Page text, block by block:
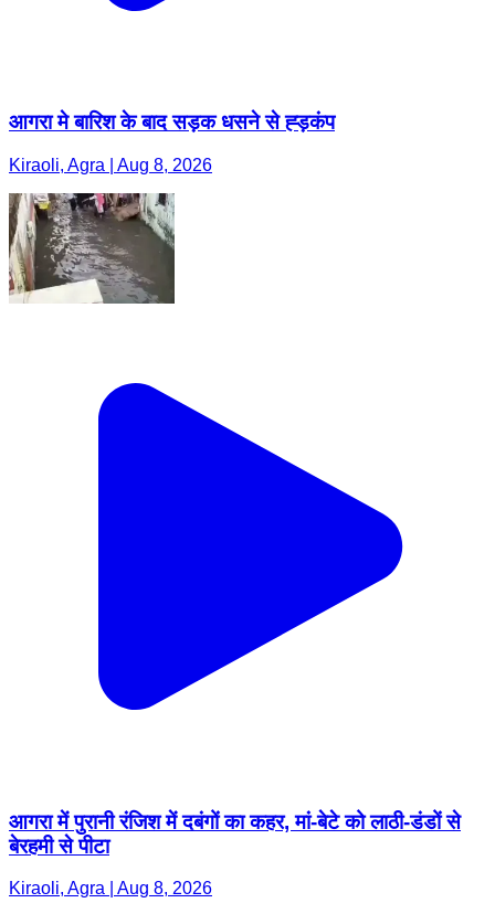
आगरा मे बारिश के बाद सड़क धसने से ह्ड़कंप
Kiraoli, Agra | Aug 8, 2026
आगरा में पुरानी रंजिश में दबंगों का कहर, मां-बेटे को लाठी-डंडों से
बेरहमी से पीटा
Kiraoli, Agra | Aug 8, 2026